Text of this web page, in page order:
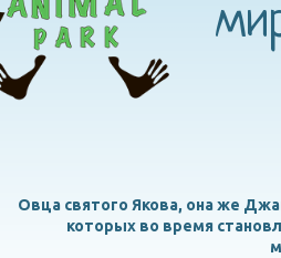
Овца святого Якова, она же
которых во время